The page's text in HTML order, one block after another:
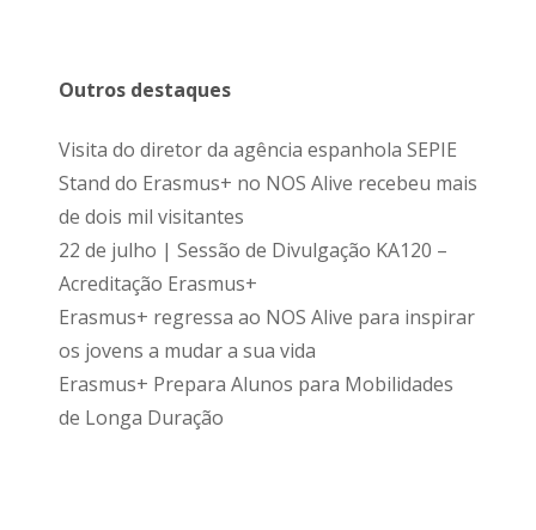
Outros destaques
Visita do diretor da agência espanhola SEPIE
Stand do Erasmus+ no NOS Alive recebeu mais
de dois mil visitantes
22 de julho | Sessão de Divulgação KA120 –
Acreditação Erasmus+
Erasmus+ regressa ao NOS Alive para inspirar
os jovens a mudar a sua vida
Erasmus+ Prepara Alunos para Mobilidades
de Longa Duração